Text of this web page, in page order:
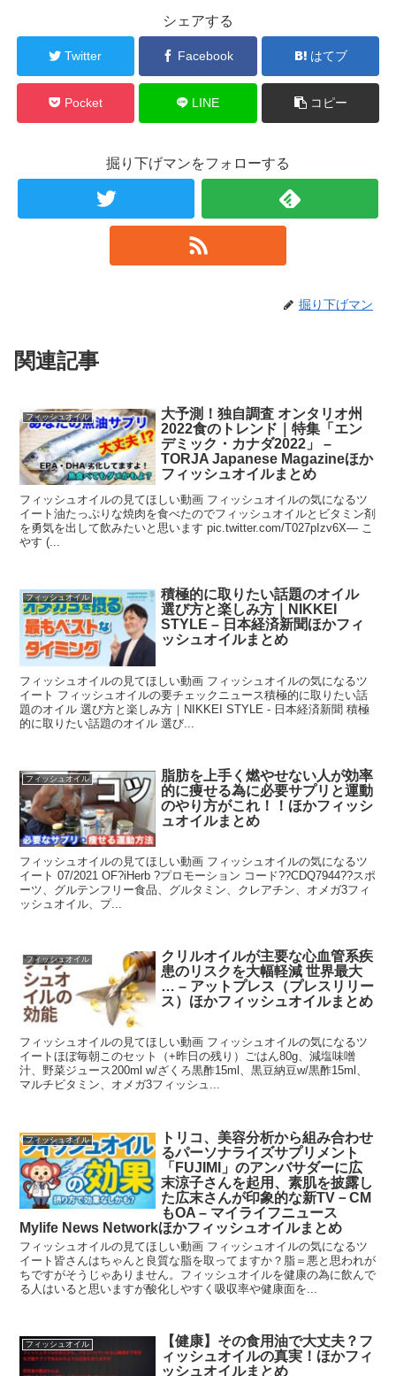
シェアする
Twitter Facebook はてブ
Pocket LINE コピー
掘り下げマンをフォローする
掘り下げマン
関連記事
フィッシュオイル
大予測！独自調査 オンタリオ州
2022食のトレンド｜特集「エン
デミック・カナダ2022」 –
TORJA Japanese Magazineほか
フィッシュオイルまとめ
フィッシュオイルの見てほしい動画 フィッシュオイルの気になるツ
イート油たっぷりな焼肉を食べたのでフィッシュオイルとビタミン剤
を勇気を出して飲みたいと思います pic.twitter.com/T027pIzv6X— こ
やす (...
フィッシュオイル
積極的に取りたい話題のオイル
選び方と楽しみ方｜NIKKEI
STYLE – 日本経済新聞ほかフィ
ッシュオイルまとめ
フィッシュオイルの見てほしい動画 フィッシュオイルの気になるツ
イート フィッシュオイルの要チェックニュース積極的に取りたい話
題のオイル 選び方と楽しみ方｜NIKKEI STYLE - 日本経済新聞 積極
的に取りたい話題のオイル 選び...
フィッシュオイル
脂肪を上手く燃やせない人が効率
的に痩せる為に必要サプリと運動
のやり方がこれ！！ほかフィッシ
ュオイルまとめ
フィッシュオイルの見てほしい動画 フィッシュオイルの気になるツ
イート 07/2021 OF?iHerb ?プロモーション コード??CDQ7944??スポ
ーツ、グルテンフリー食品、グルタミン、クレアチン、オメガ3フィ
ッシュオイル、プ...
フィッシュオイル
クリルオイルが主要な心血管系疾
患のリスクを大幅軽減 世界最大
… – アットプレス（プレスリリー
ス）ほかフィッシュオイルまとめ
フィッシュオイルの見てほしい動画 フィッシュオイルの気になるツ
イートほぼ毎朝このセット（+昨日の残り）ごはん80g、減塩味噌
汁、野菜ジュース200ml w/ざくろ黒酢15ml、黒豆納豆w/黒酢15ml、
マルチビタミン、オメガ3フィッシュ...
フィッシュオイル
トリコ、美容分析から組み合わせ
るパーソナライズサプリメント
「FUJIMI」のアンバサダーに広
末涼子さんを起用、素肌を披露し
た広末さんが印象的な新TV－CM
もOA – マイライフニュース
Mylife News Networkほかフィッシュオイルまとめ
フィッシュオイルの見てほしい動画 フィッシュオイルの気になるツ
イート皆さんはちゃんと良質な脂を取ってますか？脂＝悪と思われが
ちですがそうじゃありません。フィッシュオイルを健康の為に飲んで
る人はいると思いますが酸化しやすく吸収率や健康面を...
フィッシュオイル
【健康】その食用油で大丈夫？フ
ィッシュオイルの真実！ほかフィ
ッシュオイルまとめ